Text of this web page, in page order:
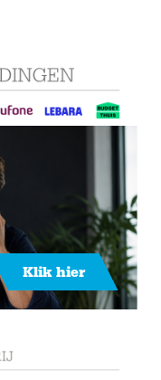
Klik hier